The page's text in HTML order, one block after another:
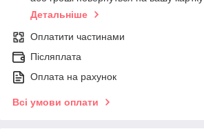
Детальніше
Оплатити частинами
Післяплата
Оплата на рахунок
Всі умови оплати